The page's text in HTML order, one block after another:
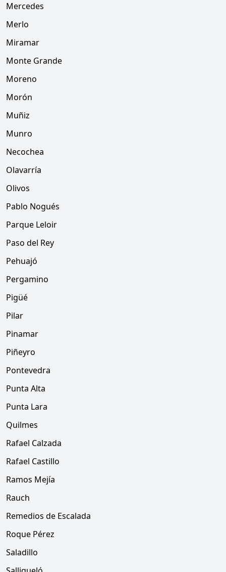
Mercedes
Merlo
Miramar
Monte Grande
Moreno
Morón
Muñiz
Munro
Necochea
Olavarría
Olivos
Pablo Nogués
Parque Leloir
Paso del Rey
Pehuajó
Pergamino
Pigüé
Pilar
Pinamar
Piñeyro
Pontevedra
Punta Alta
Punta Lara
Quilmes
Rafael Calzada
Rafael Castillo
Ramos Mejía
Rauch
Remedios de Escalada
Roque Pérez
Saladillo